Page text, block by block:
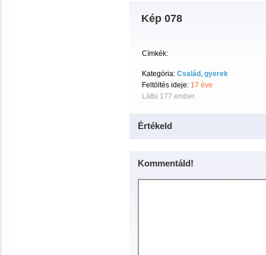
Kép 078
Címkék:
Kategória: Család, gyerek
Feltöltés ideje: 17 éve
Látta 177 ember.
Értékeld
Kommentáld!